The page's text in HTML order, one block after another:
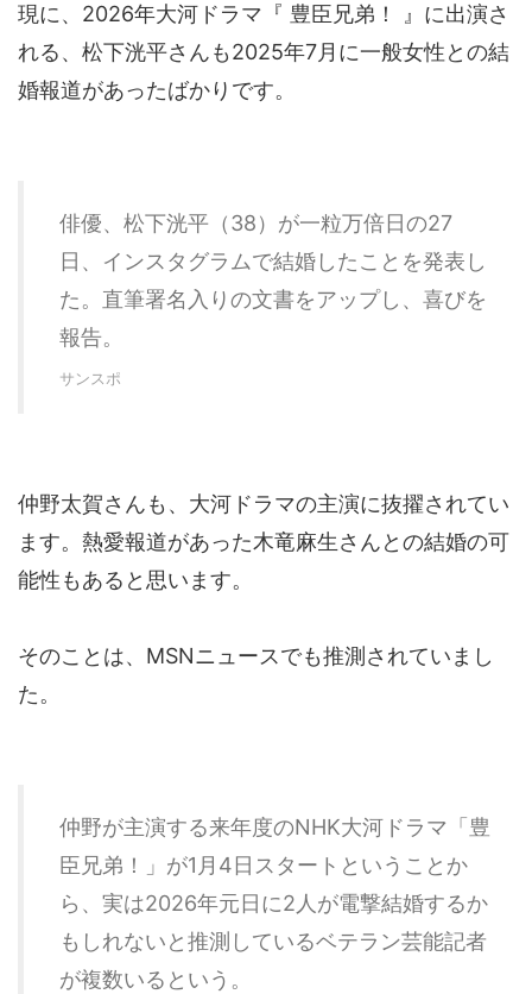
現に、2026年大河ドラマ『 豊臣兄弟！ 』に出演さ
れる、松下洸平さんも2025年7月に一般女性との結
婚報道があったばかりです。
俳優、松下洸平（38）が一粒万倍日の27
日、インスタグラムで結婚したことを発表し
た。直筆署名入りの文書をアップし、喜びを
報告。
サンスポ
仲野太賀さんも、大河ドラマの主演に抜擢されてい
ます。熱愛報道があった木竜麻生さんとの結婚の可
能性もあると思います。
そのことは、MSNニュースでも推測されていまし
た。
仲野が主演する来年度のNHK大河ドラマ「豊
臣兄弟！」が1月4日スタートということか
ら、実は2026年元日に2人が電撃結婚するか
もしれないと推測しているベテラン芸能記者
が複数いるという。